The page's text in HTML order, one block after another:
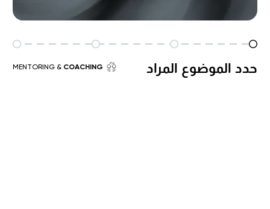
حدد الموضوع المراد COACHING
& MENTORING